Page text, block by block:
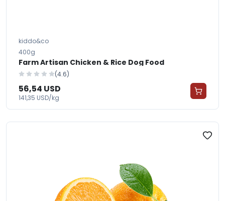
kiddo&co
400g
Farm Artisan Chicken & Rice Dog Food
(4.6)
56,54 USD
141,35 USD/kg